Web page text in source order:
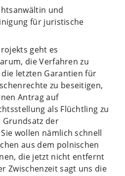
und
für juristische
geht es
die Verfahren zu
letzten Garantien für
zu beseitigen,
Antrag auf
als Flüchtling zu
der
wollen nämlich schnell
aus dem polnischen
die jetzt nicht entfernt
Zwischenzeit sagt uns die